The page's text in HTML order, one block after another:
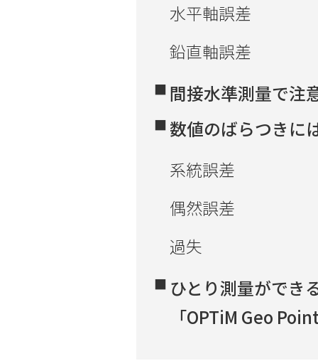
水平軸誤差
鉛直軸誤差
間接水準測量で注
数値のばらつきに
系統誤差
偶然誤差
過失
ひとり測量ができ
「OPTiM Geo